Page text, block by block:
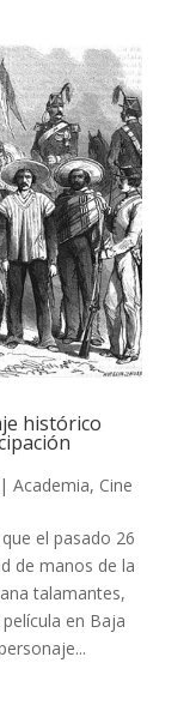
histórico
| Academia, Cine
el pasado 26
de manos de la
talamantes,
en Baja